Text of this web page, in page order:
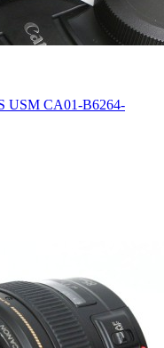
USM CA01-B6264-